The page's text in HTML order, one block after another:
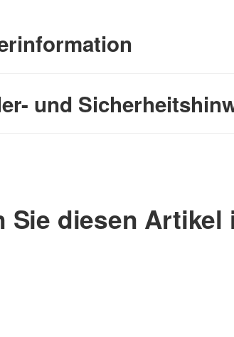
und
Sie diesen Artikel